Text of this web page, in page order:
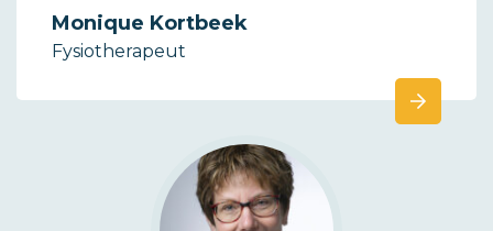
Monique Kortbeek
Fysiotherapeut